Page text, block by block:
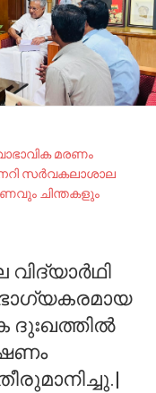
മരണം
സർവകലാശാല
ചിന്തകളും
ദുഃഖത്തിൽ